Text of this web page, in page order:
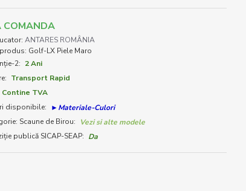
COMANDA
ANTARES ROMÂNIA
Golf-LX Piele Maro
2: 2 Ani
Transport Rapid
Contine TVA
disponibile:
►Materiale-Culori
Scaune de Birou:
Vezi si alte modele
publică SICAP-SEAP: Da